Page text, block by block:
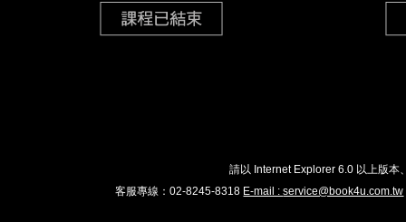
請以 Internet Explorer 6.0 以上版本
客服專線：02-8245-8318 E-mail :service@book4u.com.tw